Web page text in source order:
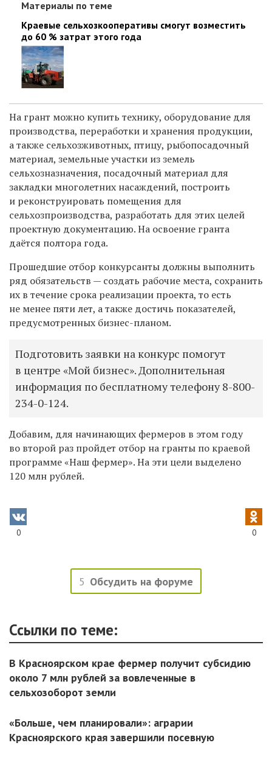
Материалы по теме
Краевые сельхозкооперативы смогут возместить
до 60 % затрат этого года
На грант можно купить технику, оборудование для
производства, переработки и хранения продукции,
а также сельхозживотных, птицу, рыбопосадочный
материал, земельные участки из земель
сельхозназначения, посадочный материал для
закладки многолетних насаждений, построить
и реконструировать помещения для
сельхозпроизводства, разработать для этих целей
проектную документацию. На освоение гранта
даётся полтора года.
Прошедшие отбор конкурсанты должны выполнить
ряд обязательств — создать рабочие места, сохранить
их в течение срока реализации проекта, то есть
не менее пяти лет, а также достичь показателей,
предусмотренных бизнес-планом.
Подготовить заявки на конкурс помогут
в центре «Мой бизнес». Дополнительная
информация по бесплатному телефону 8-800-
234-0-124.
Добавим, для начинающих фермеров в этом году
во второй раз пройдет отбор на гранты по краевой
программе «Наш фермер». На эти цели выделено
120 млн рублей.
0 0
5 Обсудить на форуме
Ссылки по теме:
В Красноярском крае фермер получит субсидию
около 7 млн рублей за вовлеченные в
сельхозоборот земли
«Больше, чем планировали»: аграрии
Красноярского края завершили посевную